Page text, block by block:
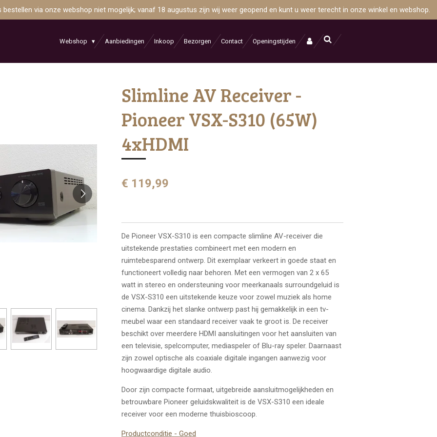
via onze webshop niet mogelijk; vanaf 18 augustus zijn wij weer geopend en kunt u weer terecht in onze winkel en webshop.
Webshop Aanbiedingen Inkoop Bezorgen Contact Openingstijden
Slimline AV Receiver -
Pioneer VSX-S310 (65W)
4xHDMI
€ 119,99
De Pioneer VSX-S310 is een compacte slimline AV-receiver die
uitstekende prestaties combineert met een modern en
ruimtebesparend ontwerp. Dit exemplaar verkeert in goede staat en
functioneert volledig naar behoren. Met een vermogen van 2 x 65
watt in stereo en ondersteuning voor meerkanaals surroundgeluid is
de VSX-S310 een uitstekende keuze voor zowel muziek als home
cinema. Dankzij het slanke ontwerp past hij gemakkelijk in een tv-
meubel waar een standaard receiver vaak te groot is. De receiver
beschikt over meerdere HDMI aansluitingen voor het aansluiten van
een televisie, spelcomputer, mediaspeler of Blu-ray speler. Daarnaast
zijn zowel optische als coaxiale digitale ingangen aanwezig voor
hoogwaardige digitale audio.
Door zijn compacte formaat, uitgebreide aansluitmogelijkheden en
betrouwbare Pioneer geluidskwaliteit is de VSX-S310 een ideale
receiver voor een moderne thuisbioscoop.
Productconditie - Goed